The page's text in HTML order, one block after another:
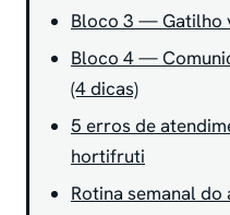
Bloco 3 — Gatilho
Bloco 4 —
(4 dicas)
5 erros de
hortifruti
Rotina semanal